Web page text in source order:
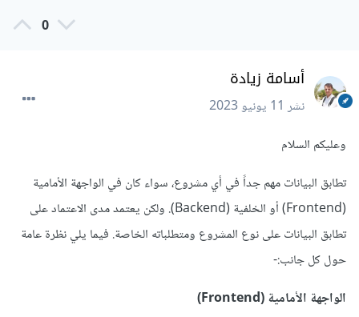
0
أسامة زيادة
نشر11 يونيو 2023
وعليكم السلام
تطابق البيانات مهم جداً في أي مشروع، سواء كان في الواجهة الأمامية
(Frontend) أو الخلفية (Backend). ولكن يعتمد مدى الاعتماد على
تطابق البيانات على نوع المشروع ومتطلباته الخاصة. فيما يلي نظرة عامة
حول كل جانب:-
الواجهة الأمامية (Frontend)